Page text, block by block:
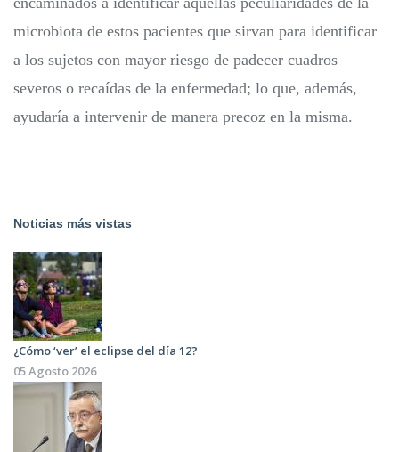
microbiota de estos pacientes que sirvan para identificar
a los sujetos con mayor riesgo de padecer cuadros
severos o recaídas de la enfermedad; lo que, además,
ayudaría a intervenir de manera precoz en la misma.
Noticias más vistas
¿Cómo ‘ver’ el eclipse del día 12?
05 Agosto 2026